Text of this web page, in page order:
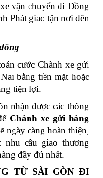
vận chuyển đi Đồng
Phát giao tận nơi đến
cước Chành xe gửi
bằng tiền mặt hoặc
tiện lợi.
nhận được các thông
Chành xe gửi hàng
ngày càng hoàn thiện,
nhu cầu giao thương
đầy đủ nhất.
TỪ SÀI GÒN ĐI